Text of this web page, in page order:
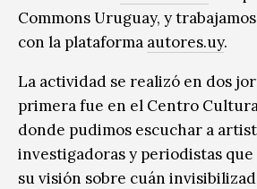
Commons Uruguay, y
con la plataforma autores.uy.
La actividad se realizó en dos
primera fue en el Centro
donde pudimos escuchar a
investigadoras y periodistas
su visión sobre cuán